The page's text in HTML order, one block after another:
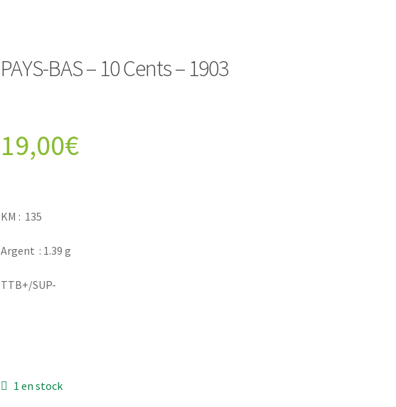
PAYS-BAS – 10 Cents – 1903
19,00€
KM : 135
Argent : 1.39 g
TTB+/SUP-
1 en stock